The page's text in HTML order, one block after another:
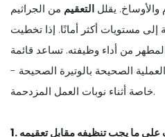
يقلل التعقيم من الجراثيم
مستويات أكثر أمانًا. إذا تخطيت
من أداء وظيفته. تساعد قائمة
الصحيحة بالوتيرة الصحيحة -
خاصة أثناء نوبات العمل المزدحمة.
على ما يجب تنظيفه مقابل تعقيمه